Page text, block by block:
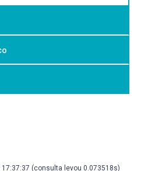
básicos com noções de
de projeto geométrico
(consulta levou 0.073518s)